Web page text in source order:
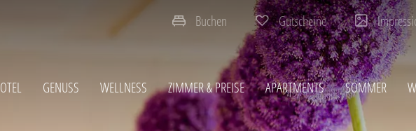
Buchen Gutscheine
GENUSS WELLNESS ZIMMER & PREISE APARTMENTS SOMMER